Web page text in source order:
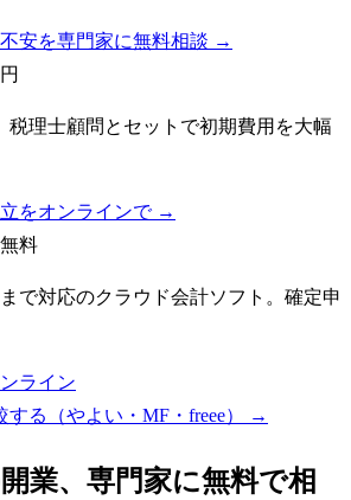
安を専門家に無料相談 →
税理士顧問とセットで初期費用を大幅
をオンラインで →
料
で対応のクラウド会計ソフト。確定申
ライン
る（やよい・MF・freee）
→
業、専門家に無料で相